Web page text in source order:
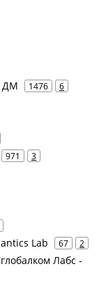
ДМ 1476 6
971 3
Lab 67 2
Лабс -